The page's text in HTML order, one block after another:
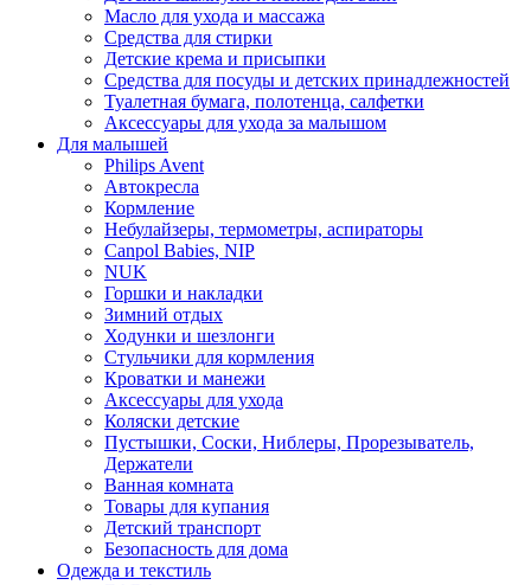
Масло для ухода и массажа
Средства для стирки
Детские крема и присыпки
Средства для посуды и детских принадлежностей
Туалетная бумага, полотенца, салфетки
Аксессуары для ухода за малышом
Для малышей
Philips Avent
Автокресла
Кормление
Небулайзеры, термометры, аспираторы
Canpol Babies, NIP
NUK
Горшки и накладки
Зимний отдых
Ходунки и шезлонги
Стульчики для кормления
Кроватки и манежи
Аксессуары для ухода
Коляски детские
Пустышки, Соски, Ниблеры, Прорезыватель,
Держатели
Ванная комната
Товары для купания
Детский транспорт
Безопасность для дома
Одежда и текстиль